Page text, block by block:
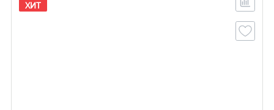
ХИТ